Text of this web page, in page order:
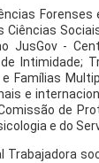
Forenses
JusGov -
Intimidade;
Famílias
e
de
e do